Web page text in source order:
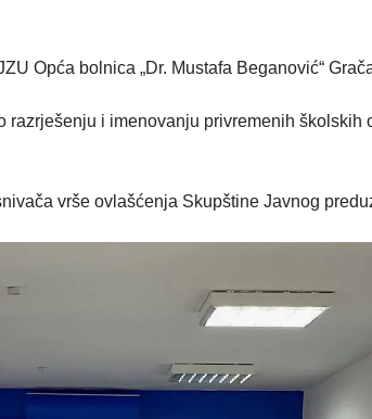
Opća bolnica „Dr. Mustafa Beganović“
i imenovanju privremenih školskih
vrše ovlašćenja Skupštine Javnog